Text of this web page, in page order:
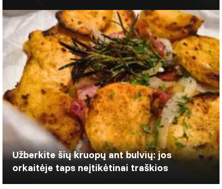
Užberkite šių kruopų ant bulvių: jos
orkaitėje taps neįtikėtinai traškios